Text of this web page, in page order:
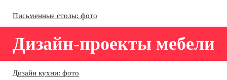
Письменные столы: фото
Дизайн-проекты мебели
Дизайн кухни: фото